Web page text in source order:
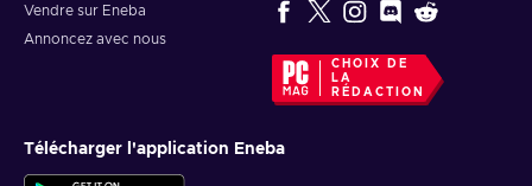
Vendre sur Eneba
Annoncez avec nous
CHOIX DE
LA
RÉDACTION
Télécharger l'application Eneba